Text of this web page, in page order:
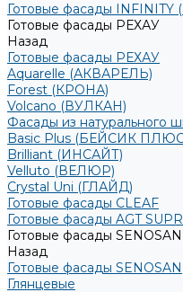
Готовые фасады INFINITY
Готовые фасады РЕХАУ
Назад
Готовые фасады РЕХАУ
Aquarelle (АКВАРЕЛЬ)
Forest (КРОНА)
Volcano (ВУЛКАН)
Фасады из натурального
Basic Plus (БЕЙСИК
Brilliant (ИНСАЙТ)
Velluto (ВЕЛЮР)
Crystal Uni (ГЛАЙД)
Готовые фасады CLEAF
Готовые фасады AGT
Готовые фасады SENOSAN
Назад
Готовые фасады SENOSAN
Глянцевые